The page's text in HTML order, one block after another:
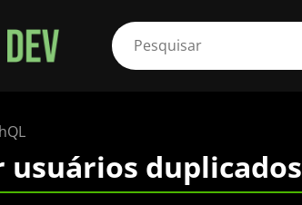
duplicados